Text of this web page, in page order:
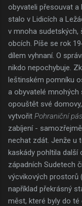
obyvateli přesouvat
stalo v Lidicích a
v mnoha sudetských,
obcích. Píše se rok
dílem vyhnaní. O
nikdo nepochybuje.
leštinském pomníku
a obyvatelé
opouštět své
vytvořit Pohraniční
zabíjení -
nechat zdát. Jenže u
kaskády pohltila další
západních Sudetech
výcvikových prostorů
například překrásný
měst, které byly do té